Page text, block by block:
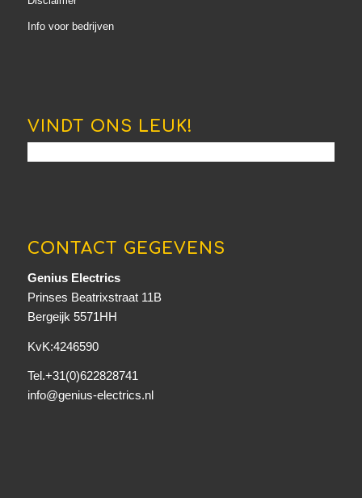
Info voor bedrijven
VINDT ONS LEUK!
CONTACT GEGEVENS
Genius Electrics
Prinses Beatrixstraat 11B
Bergeijk 5571HH
KvK:4246590
Tel.+31(0)622828741
info@genius-electrics.nl